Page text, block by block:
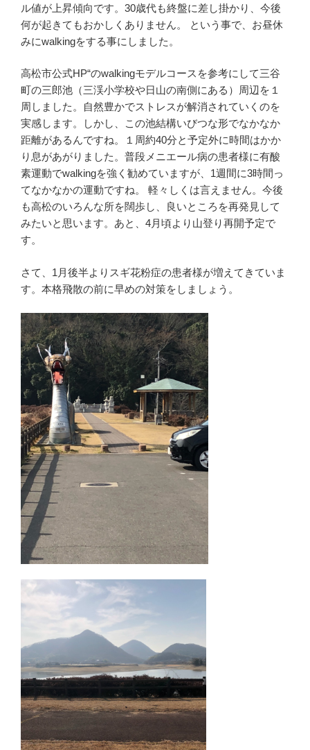
ル値が上昇傾向です。30歳代も終盤に差し掛かり、今後
何が起きてもおかしくありません。 という事で、お昼休
みにwalkingをする事にしました。
高松市公式HP“のwalkingモデルコースを参考にして三谷
町の三郎池（三渓小学校や日山の南側にある）周辺を１
周しました。自然豊かでストレスが解消されていくのを
実感します。しかし、この池結構いびつな形でなかなか
距離があるんですね。１周約40分と予定外に時間はかか
り息があがりました。普段メニエール病の患者様に有酸
素運動でwalkingを強く勧めていますが、1週間に3時間っ
てなかなかの運動ですね。 軽々しくは言えません。今後
も高松のいろんな所を闊歩し、良いところを再発見して
みたいと思います。あと、4月頃より山登り再開予定で
す。
さて、1月後半よりスギ花粉症の患者様が増えてきていま
す。本格飛散の前に早めの対策をしましょう。